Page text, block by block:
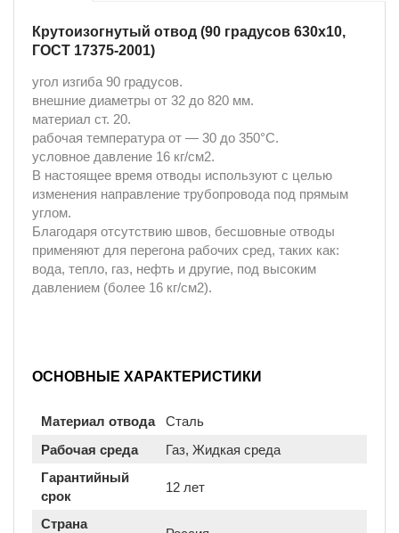
Крутоизогнутый отвод (90 градусов 630х10,
ГОСТ 17375-2001)
угол изгиба 90 градусов.
внешние диаметры от 32 до 820 мм.
материал ст. 20.
рабочая температура от ― 30 до 350°С.
условное давление 16 кг/см2.
В настоящее время отводы используют с целью
изменения направление трубопровода под прямым
углом.
Благодаря отсутствию швов, бесшовные отводы
применяют для перегона рабочих сред, таких как:
вода, тепло, газ, нефть и другие, под высоким
давлением (более 16 кг/см2).
ОСНОВНЫЕ ХАРАКТЕРИСТИКИ
Материал отвода
Сталь
Рабочая среда
Газ, Жидкая среда
Гарантийный
срок
12 лет
Страна